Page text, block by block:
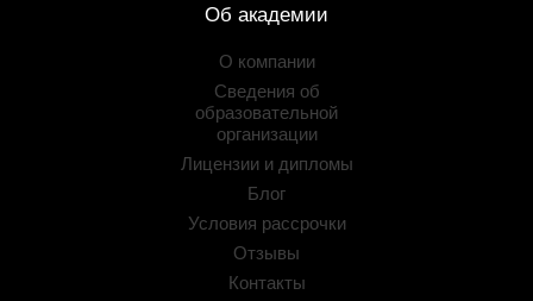
Об академии
О компании
Сведения об
образовательной
организации
Лицензии и дипломы
Блог
Условия рассрочки
Отзывы
Контакты